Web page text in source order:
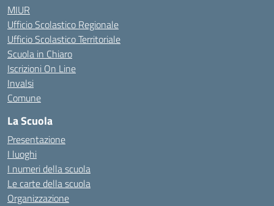
MIUR
Ufficio Scolastico Regionale
Ufficio Scolastico Territoriale
Scuola in Chiaro
Iscrizioni On Line
Invalsi
Comune
La Scuola
Presentazione
I luoghi
I numeri della scuola
Le carte della scuola
Organizzazione